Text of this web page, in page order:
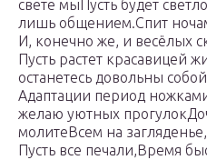
свете мы​Пусть будет
лишь общением.​Спит
И, конечно же,​ и весёлых
Пусть растет красавицей​
останетесь довольны
Адаптации период​
желаю уютных
молите​Всем на
Пусть все печали,​Время